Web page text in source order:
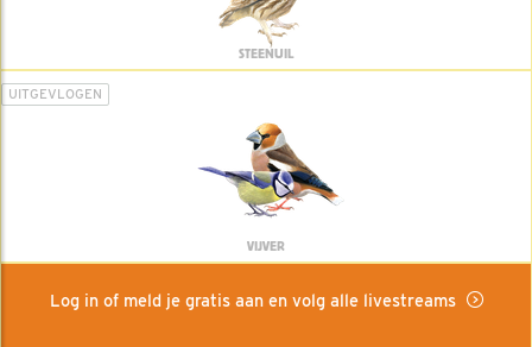
STEENUIL
UITGEVLOGEN
VIJVER
Log in of meld je gratis aan en volg alle livestreams